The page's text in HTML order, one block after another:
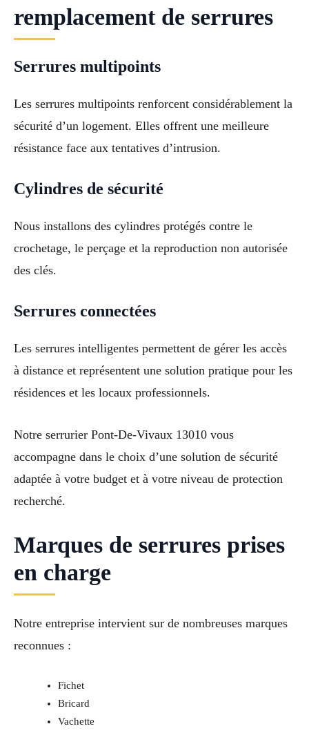
remplacement de serrures
Serrures multipoints
Les serrures multipoints renforcent considérablement la
sécurité d’un logement. Elles offrent une meilleure
résistance face aux tentatives d’intrusion.
Cylindres de sécurité
Nous installons des cylindres protégés contre le
crochetage, le perçage et la reproduction non autorisée
des clés.
Serrures connectées
Les serrures intelligentes permettent de gérer les accès
à distance et représentent une solution pratique pour les
résidences et les locaux professionnels.
Notre serrurier Pont-De-Vivaux 13010 vous
accompagne dans le choix d’une solution de sécurité
adaptée à votre budget et à votre niveau de protection
recherché.
Marques de serrures prises
en charge
Notre entreprise intervient sur de nombreuses marques
reconnues :
Fichet
Bricard
Vachette